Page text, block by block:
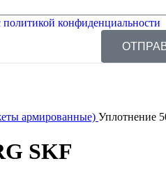
политикой конфиденциальности
армированные) Уплотнение
SKF